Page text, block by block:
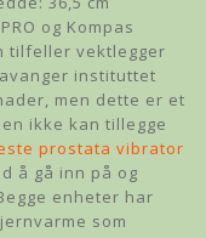
og Kompas
tilfeller vektlegger
instituttet
men dette er et
ikke kan tillegge
prostata vibrator
å gå inn på og
enheter har
som